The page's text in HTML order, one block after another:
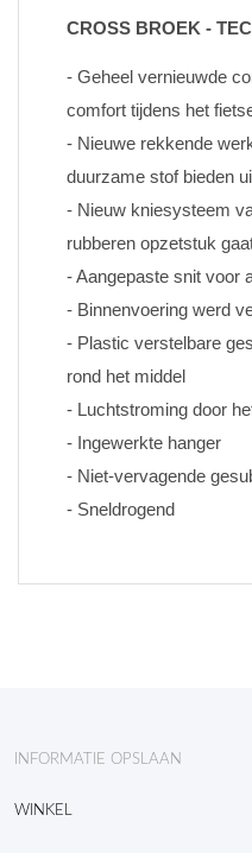
CROSS BROEK -
- Geheel vernieuwde
comfort tijdens het
- Nieuwe rekkende
duurzame stof bieden
- Nieuw kniesysteem
rubberen opzetstuk
- Aangepaste snit voor
- Binnenvoering werd
- Plastic verstelbare
rond het middel
- Luchtstroming door
- Ingewerkte hanger
- Niet-vervagende
- Sneldrogend
INFORMATIE OPSLAAN
WINKEL